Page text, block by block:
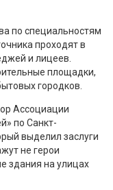
по специальностям
проходят в
и лицеев.
площадки,
городков.
Ассоциации
по Санкт-
выделил заслуги
не герои
здания на улицах